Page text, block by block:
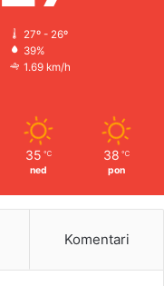
27º - 26º
39%
1.69 km/h
35 ℃
ned
38 ℃
pon
Komentari